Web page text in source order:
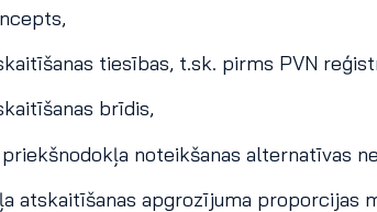
tiesības, t.sk. pirms PVN
brīdis,
noteikšanas alternatīvas
atskaitīšanas apgrozījuma proporcijas